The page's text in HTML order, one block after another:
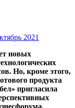
2021
новых
Но, кроме этого,
продукта
пригласила